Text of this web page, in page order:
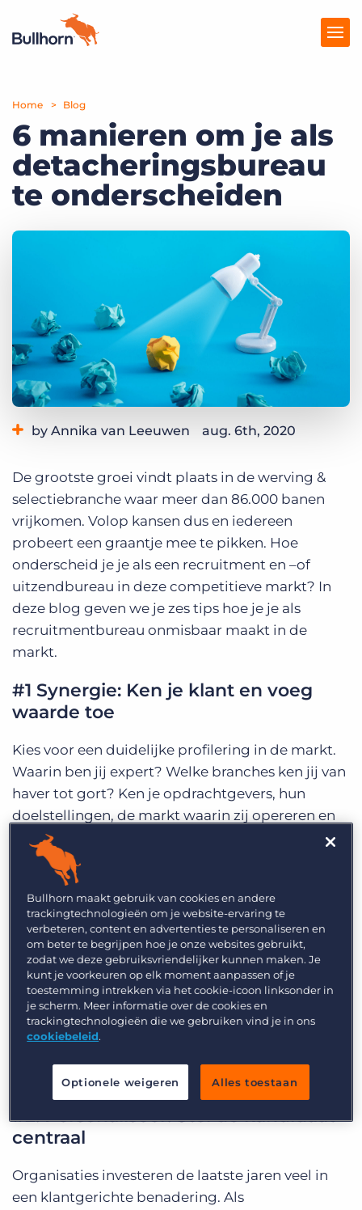
Producten
Prijzen
Kennisbank
Vraag een demo aan Inloggen
Home Blog
6 manieren om je als
detacheringsbureau
te onderscheiden
by Annika van Leeuwen aug. 6th, 2020
Tags:
arbeidsbemiddeling ATS CRM
detachering
detacheringsbureau
recruitmentsysteem searching
talentpools
werving en selectie
De grootste groei vindt plaats in de werving &
selectiebranche waar meer dan 86.000 banen
vrijkomen. Volop kansen dus en iedereen
probeert een graantje mee te pikken. Hoe
onderscheid je je als een recruitment en –of
uitzendbureau in deze competitieve markt? In
deze blog geven we je zes tips hoe je je als
recruitmentbureau onmisbaar maakt in de
markt.
#1 Synergie: Ken je klant en voeg
waarde toe
Kies voor een duidelijke profilering in de markt.
Waarin ben jij expert? Welke branches ken jij van
haver tot gort? Ken je opdrachtgevers, hun
doelstellingen, de markt waarin zij opereren en
het concurrentieveld. Ga niet voor de snelle
winst, maar richt je op een langetermijnrelatie
met je klant. Partnerships hebben de toekomst.
Wees proactief, denk op strategisch niveau mee
met de vraag hoe je klant niet alleen op korte,
maar ook op langere termijn zijn
personeelsbehoefte kan invullen. Een mooi
voorbeeld van een organisatie waarbij lokale
software helpt bij het in contact blijven met
kandidaten en klanten is
best mogelijke ervaring te kunnen bieden.
#2: Personaliseer: Stel de kandidaat
centraal
Organisaties investeren de laatste jaren veel in
een klantgerichte benadering. Als
Bullhorn maakt gebruik van cookies en andere
trackingtechnologieën om je website-ervaring te
verbeteren, content en advertenties te personaliseren en
om beter te begrijpen hoe je onze websites gebruikt,
zodat we deze gebruiksvriendelijker kunnen maken. Je
kunt je voorkeuren op elk moment aanpassen of je
toestemming intrekken via het cookie-icoon linksonder in
je scherm. Meer informatie over de cookies en
trackingtechnologieën die we gebruiken vind je in ons
cookiebeleid.
Optionele weigeren Alles toestaan